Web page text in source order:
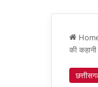
की कहानी